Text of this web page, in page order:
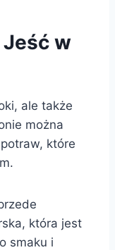
Jeść w
ale także
można
które
która jest
smaku i